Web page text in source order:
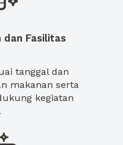
dan Fasilitas
tanggal dan
makanan serta
kegiatan